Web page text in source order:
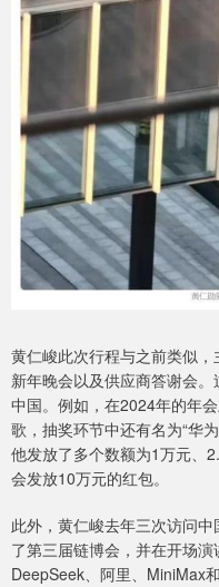
黄仁峻此次行程与之前类似
新年晚会以及供应商答谢会
中国。例如，在2024年的年
歌，抽奖环节中还有名为“华
他发放了多个数额为1万元、
会发放10万元的红包。
此外，黄仁峻去年三次访问
了第三届链博会，并在开场
DeepSeek、阿里、MiniMax